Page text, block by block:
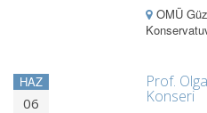
OMÜ
HAZ
06
Prof.
Konseri